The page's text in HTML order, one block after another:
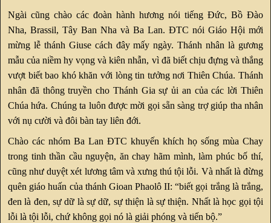
Ngài cũng chào các đoàn hành hương nói tiếng Đức, Bồ Đào
Nha, Brassil, Tây Ban Nha và Ba Lan. ĐTC nói Giáo Hội mới
mừng lễ thánh Giuse cách đây mấy ngày. Thánh nhân là gương
mẫu của niềm hy vọng và kiên nhẫn, vì đã biết chịu đựng và thắng
vượt biết bao khó khăn với lòng tin tưởng nơi Thiên Chúa. Thánh
nhân đã thông truyền cho Thánh Gia sự ủi an của các lời Thiên
Chúa hứa. Chúng ta luôn được mời gọi sẵn sàng trợ giúp tha nhân
với nụ cười và đôi bàn tay liên đới.
Chào các nhóm Ba Lan ĐTC khuyến khích họ sống mùa Chay
trong tinh thần cầu nguyện, ăn chay hãm mình, làm phúc bố thí,
cũng như duyệt xét lương tâm và xưng thú tội lỗi. Và nhất là đừng
quên giáo huấn của thánh Gioan Phaolô II: “biết gọi trắng là trắng,
đen là đen, sự dữ là sự dữ, sự thiện là sự thiện. Nhất là học gọi tội
lỗi là tội lỗi, chứ không gọi nó là giải phóng và tiến bộ.”